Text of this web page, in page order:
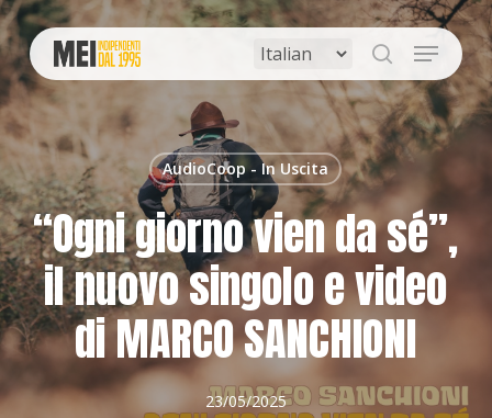
Skip
to
main
content
search
Menu
AudioCoop - In Uscita
“Ogni giorno vien da sé”,
il nuovo singolo e video
di MARCO SANCHIONI
23/05/2025